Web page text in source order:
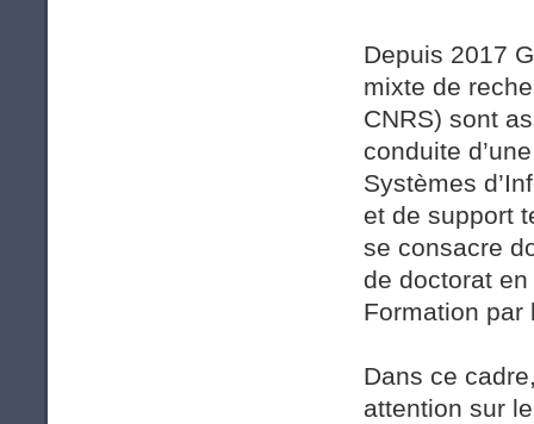
Depuis 2017
mixte de
CNRS) sont
conduite
Systèmes
et de support
se consacre
de doctorat
Formation par
Dans ce
attention sur